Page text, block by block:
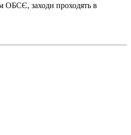
ОБСЄ, заходи проходять в